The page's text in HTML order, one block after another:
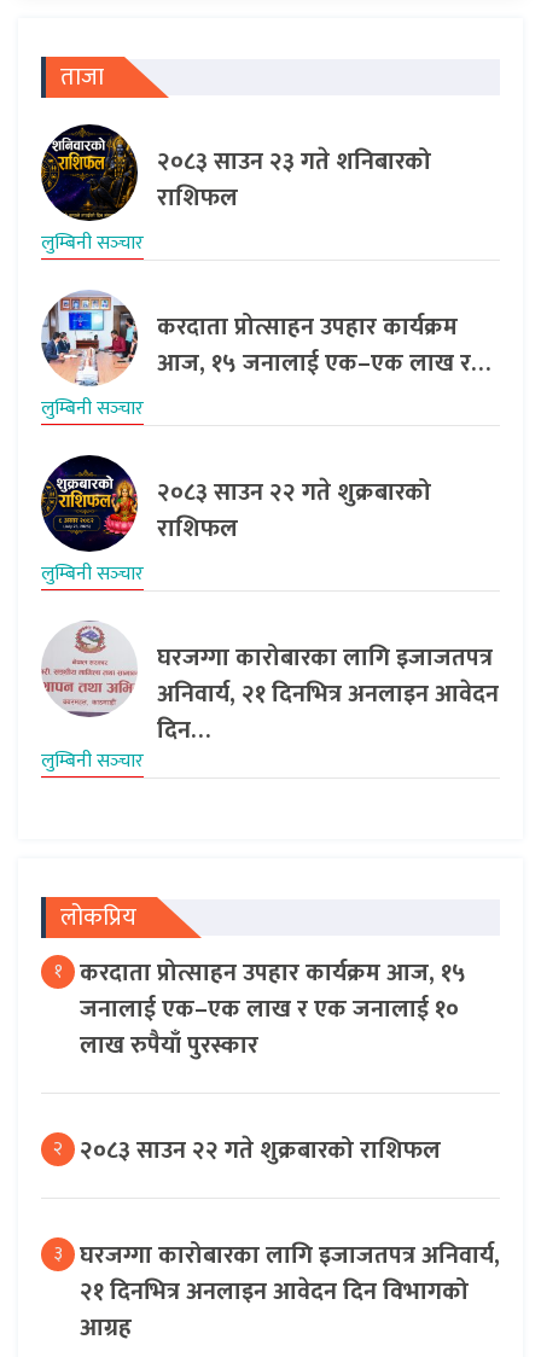
ताजा
२०८३ साउन २३ गते शनिबारको
राशिफल
लुम्बिनी सञ्‍चार
करदाता प्रोत्साहन उपहार कार्यक्रम
आज, १५ जनालाई एक–एक लाख र…
लुम्बिनी सञ्‍चार
२०८३ साउन २२ गते शुक्रबारको
राशिफल
लुम्बिनी सञ्‍चार
घरजग्गा कारोबारका लागि इजाजतपत्र
अनिवार्य, २१ दिनभित्र अनलाइन आवेदन
दिन…
लुम्बिनी सञ्‍चार
लोकप्रिय
१ करदाता प्रोत्साहन उपहार कार्यक्रम आज, १५
जनालाई एक–एक लाख र एक जनालाई १०
लाख रुपैयाँ पुरस्कार
२ २०८३ साउन २२ गते शुक्रबारको राशिफल
३ घरजग्गा कारोबारका लागि इजाजतपत्र अनिवार्य,
२१ दिनभित्र अनलाइन आवेदन दिन विभागको
आग्रह